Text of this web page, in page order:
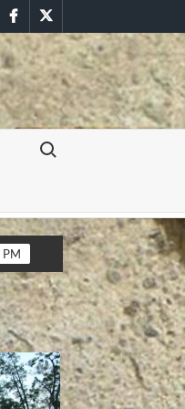
FacebookTwitter
Buscar:
por feminicidios
por feminicidios